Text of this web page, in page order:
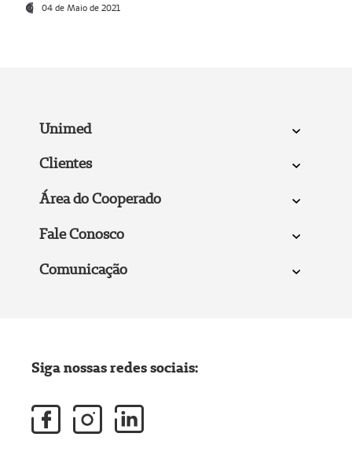
04 de Maio de 2021
Unimed
Clientes
Área do Cooperado
Fale Conosco
Comunicação
Siga nossas redes sociais: